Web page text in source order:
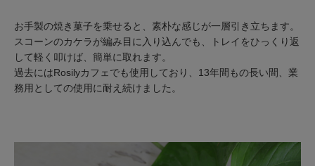
お手製の焼き菓子を乗せると、素朴な感じが一層引き立ちます。
スコーンのカケラが編み目に入り込んでも、トレイをひっくり返
して軽く叩けば、簡単に取れます。
過去にはRosilyカフェでも使用しており、13年間もの長い間、業
務用としての使用に耐え続けました。